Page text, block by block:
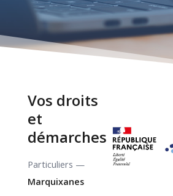
Vos droits
et
démarches
Particuliers —
Marquixanes